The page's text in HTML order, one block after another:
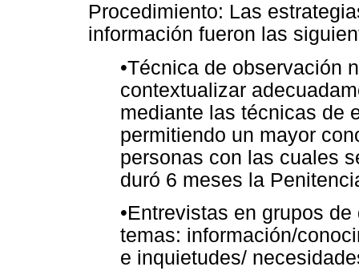
Procedimiento: Las
información fueron las
•Técnica de observación
contextualizar
mediante las técnicas de
permitiendo un mayor
personas con las cuales
duró 6 meses la
•Entrevistas en grupos
temas: información/
e inquietudes/